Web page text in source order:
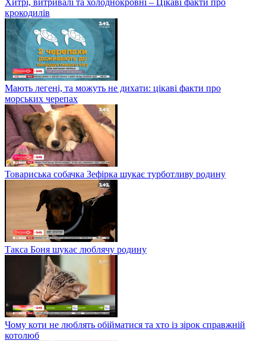
крокодилів
Мають легені, та можуть не дихати: цікаві факти про
морських черепах
Товариська собачка Зефірка шукає турботливу родину
Такса Боня шукає люблячу родину
Чому коти не люблять обійматися та хто із зірок справжній
котолюб